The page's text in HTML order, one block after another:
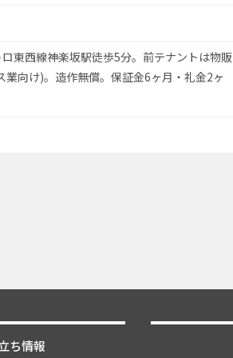
東西線神楽坂駅徒歩5分。前テナントは物販
向け)。造作無償。保証金6ヶ月・礼金2ヶ
ち情報